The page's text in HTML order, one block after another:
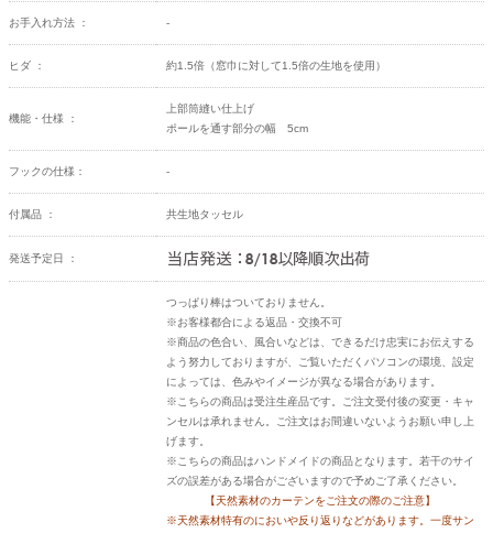
お手入れ方法 ： -
ヒダ ： 約1.5倍（窓巾に対して1.5倍の生地を使用）
機能・仕様 ：
上部筒縫い仕上げ
ポールを通す部分の幅 5cm
フックの仕様： -
付属品 ： 共生地タッセル
発送予定日 ：
つっぱり棒はついておりません。
※お客様都合による返品・交換不可
※商品の色合い、風合いなどは、できるだけ忠実にお伝えする
よう努力しておりますが、ご覧いただくパソコンの環境、設定
によっては、色みやイメージが異なる場合があります。
※こちらの商品は受注生産品です。ご注文受付後の変更・キャ
ンセルは承れません。ご注文はお間違いないようお願い申し上
げます。
※こちらの商品はハンドメイドの商品となります。若干のサイ
ズの誤差がある場合がございますので予めご了承ください。
【天然素材のカーテンをご注文の際のご注意】
※天然素材特有のにおいや反り返りなどがあります。一度サン